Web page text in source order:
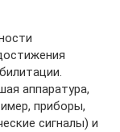
аппаратура,
приборы,
сигналы) и